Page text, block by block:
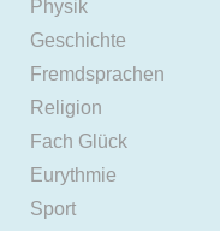
Physik
Geschichte
Fremdsprachen
Religion
Fach Glück
Eurythmie
Sport